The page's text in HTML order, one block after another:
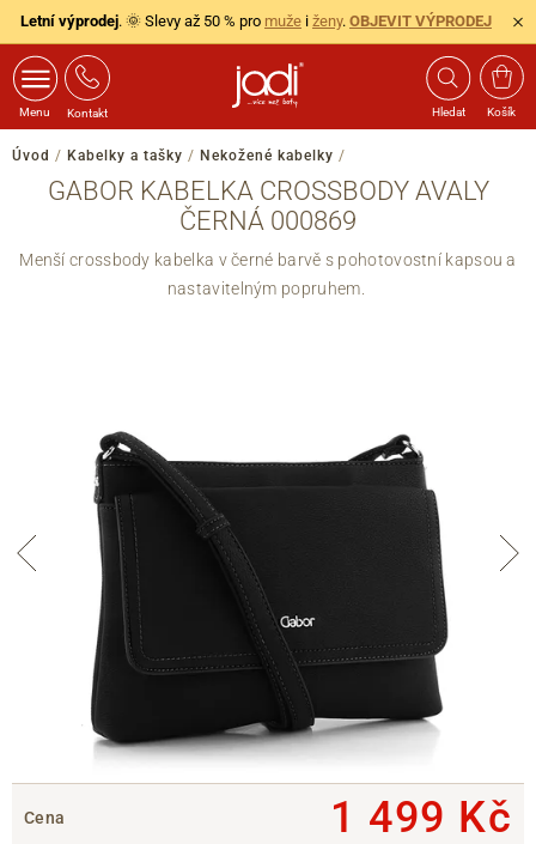
Letní výprodej. 🌞 Slevy až 50 % pro muže i ženy. OBJEVIT VÝPRODEJ
Menu Kontakt Hledat Košík
Úvod / Kabelky a tašky / Nekožené kabelky /
GABOR KABELKA CROSSBODY AVALY
ČERNÁ 000869
Menší crossbody kabelka v černé barvě s pohotovostní kapsou a
nastavitelným popruhem.
Cena 1 499 Kč